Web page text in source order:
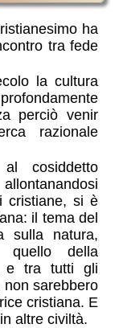
ha
tra fede
la cultura
perciò venir
razionale
cosiddetto
cristiane, si è
il tema del
sulla natura,
quello della
e tra tutti gli
sarebbero
cristiana. E
altre civiltà.